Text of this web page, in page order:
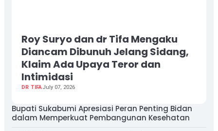
Roy Suryo dan dr Tifa Mengaku
Diancam Dibunuh Jelang Sidang,
Klaim Ada Upaya Teror dan
Intimidasi
DR TIFAJuly 07, 2026
Bupati Sukabumi Apresiasi Peran Penting Bidan
dalam Memperkuat Pembangunan Kesehatan